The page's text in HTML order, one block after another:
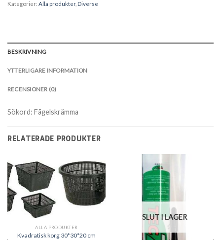
Kategorier: Alla produkter, Diverse
BESKRIVNING
YTTERLIGARE INFORMATION
RECENSIONER (0)
Sökord: Fågelskrämma
RELATERADE PRODUKTER
ALLA PRODUKTER
Kvadratisk korg 30*30*20 cm
SLUT I LAGER